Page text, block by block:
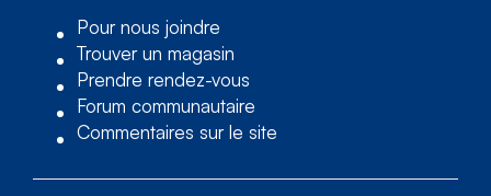
Pour nous joindre
Trouver un magasin
Prendre rendez-vous
Forum communautaire
Commentaires sur le site